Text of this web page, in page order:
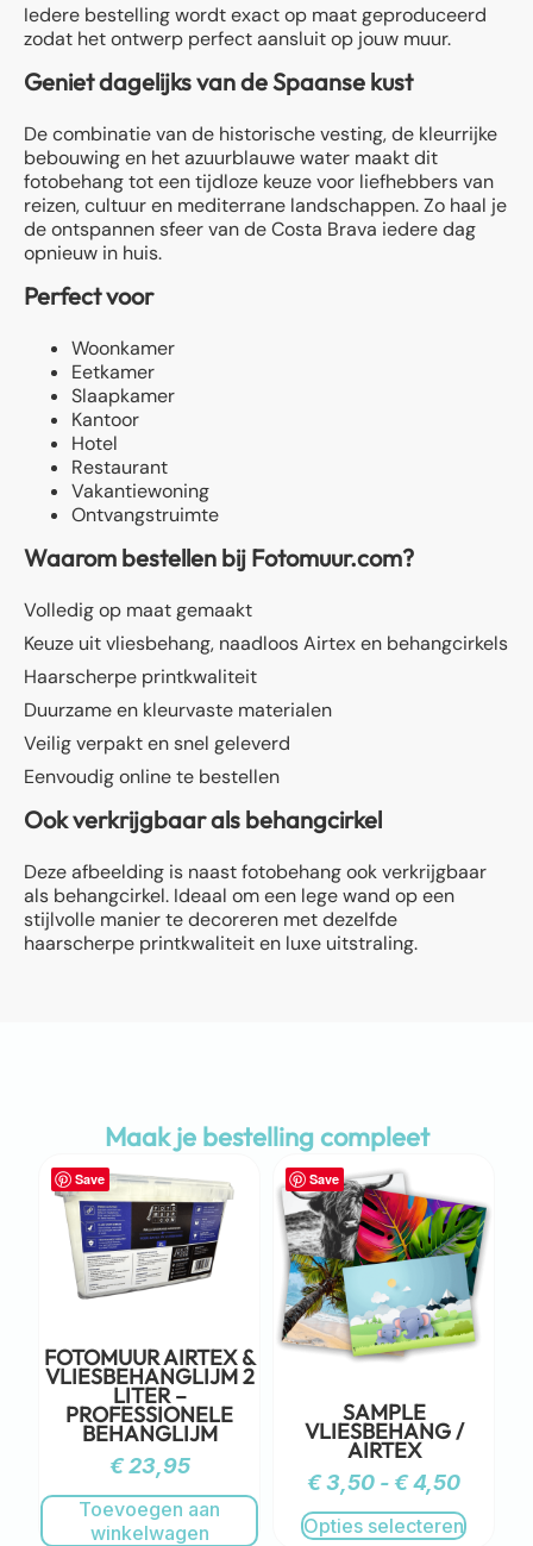
Iedere bestelling wordt exact op maat geproduceerd
zodat het ontwerp perfect aansluit op jouw muur.
Geniet dagelijks van de Spaanse kust
De combinatie van de historische vesting, de kleurrijke
bebouwing en het azuurblauwe water maakt dit
fotobehang tot een tijdloze keuze voor liefhebbers van
reizen, cultuur en mediterrane landschappen. Zo haal je
de ontspannen sfeer van de Costa Brava iedere dag
opnieuw in huis.
Perfect voor
Woonkamer
Eetkamer
Slaapkamer
Kantoor
Hotel
Restaurant
Vakantiewoning
Ontvangstruimte
Waarom bestellen bij Fotomuur.com?
Volledig op maat gemaakt
Keuze uit vliesbehang, naadloos Airtex en behangcirkels
Haarscherpe printkwaliteit
Duurzame en kleurvaste materialen
Veilig verpakt en snel geleverd
Eenvoudig online te bestellen
Ook verkrijgbaar als behangcirkel
Deze afbeelding is naast fotobehang ook verkrijgbaar
als behangcirkel. Ideaal om een lege wand op een
stijlvolle manier te decoreren met dezelfde
haarscherpe printkwaliteit en luxe uitstraling.
Maak je bestelling compleet
Save
FOTOMUUR AIRTEX &
VLIESBEHANGLIJM 2
LITER –
PROFESSIONELE
BEHANGLIJM
€23,95
Toevoegen aan
winkelwagen
Save
SAMPLE
VLIESBEHANG /
AIRTEX
€3,50 - €4,50
Opties selecteren